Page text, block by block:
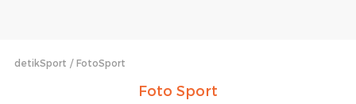
detikSport FotoSport
Foto Sport